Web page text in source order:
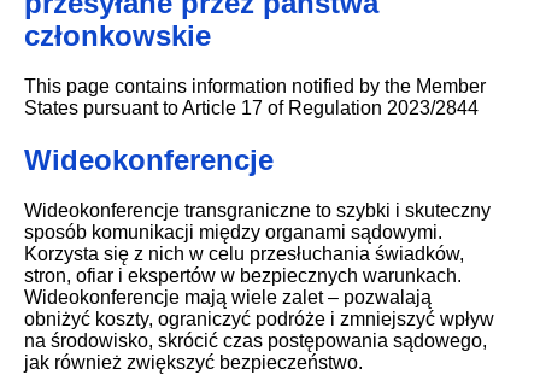
członkowskie
This page contains information notified by the Member
States pursuant to Article 17 of Regulation 2023/2844
Wideokonferencje
Wideokonferencje transgraniczne to szybki i skuteczny
sposób komunikacji między organami sądowymi.
Korzysta się z nich w celu przesłuchania świadków,
stron, ofiar i ekspertów w bezpiecznych warunkach.
Wideokonferencje mają wiele zalet – pozwalają
obniżyć koszty, ograniczyć podróże i zmniejszyć wpływ
na środowisko, skrócić czas postępowania sądowego,
jak również zwiększyć bezpieczeństwo.